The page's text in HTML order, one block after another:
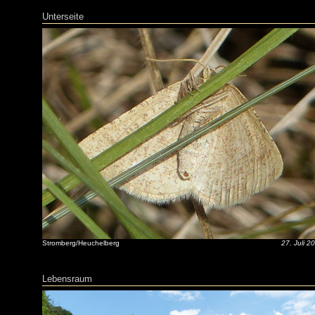
Unterseite
Stromberg/Heuchelberg 27. Juli
Lebensraum